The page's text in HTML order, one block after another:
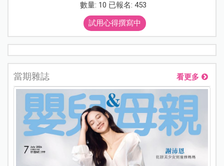
數量: 10 已報名: 453
試用心得撰寫中
當期雜誌 看更多